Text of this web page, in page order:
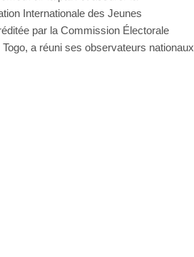
Internationale des Jeunes
par la Commission Électorale
a réuni ses observateurs nationaux